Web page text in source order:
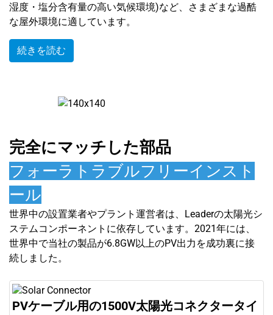
湿度・塩分含有量の高い気候環境)など、さまざまな過酷
な屋外環境に適しています。
続きを読む
完全にマッチした部品
フォーラトラブルフリーインスト
ール
世界中の設置業者やプラント運営者は、Leaderの太陽光シ
ステムコンポーネントに依存しています。2021年には、
世界中で当社の製品が6.8GW以上のPV出力を成功裏に接
続しました。
PVケーブル用の1500V太陽光コネクタータイ